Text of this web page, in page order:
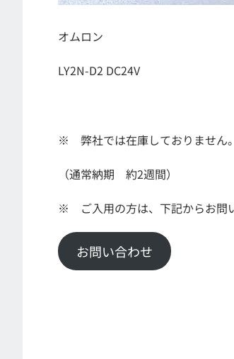
オムロン
LY2N-D2 DC24V
※ 弊社では在庫しておりません
（通常納期 約2週間）
※ ご入用の方は、下記からお問
お問い合わせ